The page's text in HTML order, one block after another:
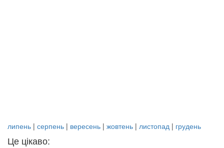
липень | серпень | вересень | жовтень | листопад | грудень
Це цікаво: